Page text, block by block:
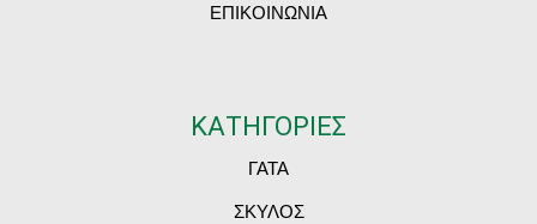
ΕΠΙΚΟΙΝΩΝΙΑ
ΚΑΤΗΓΟΡΙΕΣ
ΓΑΤΑ
ΣΚΥΛΟΣ